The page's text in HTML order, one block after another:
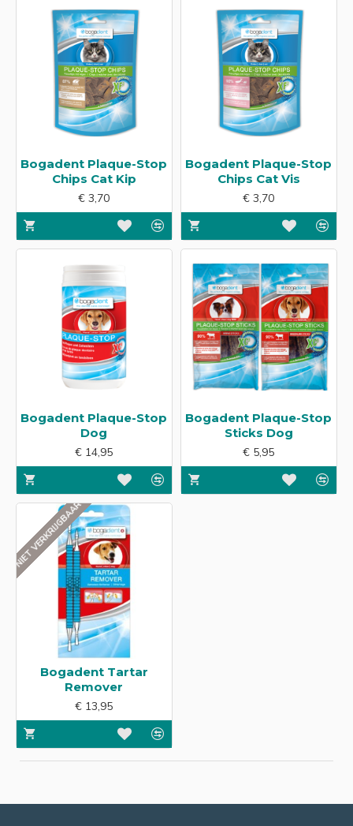
Bogadent Plaque-Stop
Chips Cat Kip
€ 3,70
Bogadent Plaque-Stop
Chips Cat Vis
€ 3,70
Bogadent Plaque-Stop
Dog
€ 14,95
Bogadent Plaque-Stop
Sticks Dog
€ 5,95
NIET VERKRIJGBAAR
Bogadent Tartar
Remover
€ 13,95